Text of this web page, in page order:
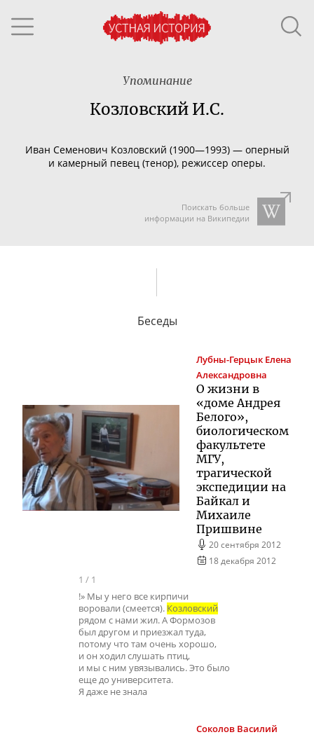
Упоминание
Козловский И.С.
Иван Семенович Козловский (1900—1993) — оперный
и камерный певец (тенор), режиссер оперы.
Поискать больше
информации на Википедии
Беседы
Лубны-Герцык Елена
Александровна
О жизни в
«доме Андрея
Белого»,
биологическом
факультете
МГУ,
трагической
экспедиции на
Байкал и
Михаиле
Пришвине
20 сентября 2012
18 декабря 2012
1 / 1
!» Мы у него все кирпичи
воровали (смеется). Козловский
рядом с нами жил. А Формозов
был другом и приезжал туда,
потому что там очень хорошо,
и он ходил слушать птиц,
и мы с ним увязывались. Это было
еще до университета.
Я даже не знала
Соколов Василий